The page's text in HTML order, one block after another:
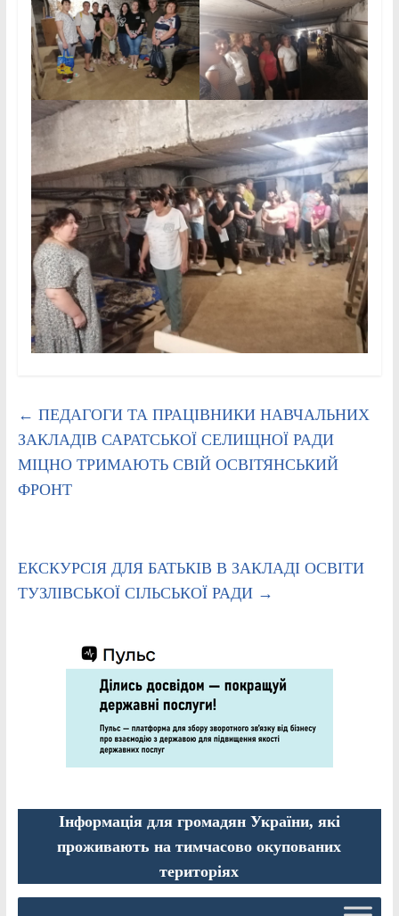
← ПЕДАГОГИ ТА ПРАЦІВНИКИ НАВЧАЛЬНИХ
ЗАКЛАДІВ САРАТСЬКОЇ СЕЛИЩНОЇ РАДИ
МІЦНО ТРИМАЮТЬ СВІЙ ОСВІТЯНСЬКИЙ
ФРОНТ
ЕКСКУРСІЯ ДЛЯ БАТЬКІВ В ЗАКЛАДІ ОСВІТИ
ТУЗЛІВСЬКОЇ СІЛЬСЬКОЇ РАДИ →
Інформація для громадян України, які
проживають на тимчасово окупованих
територіях